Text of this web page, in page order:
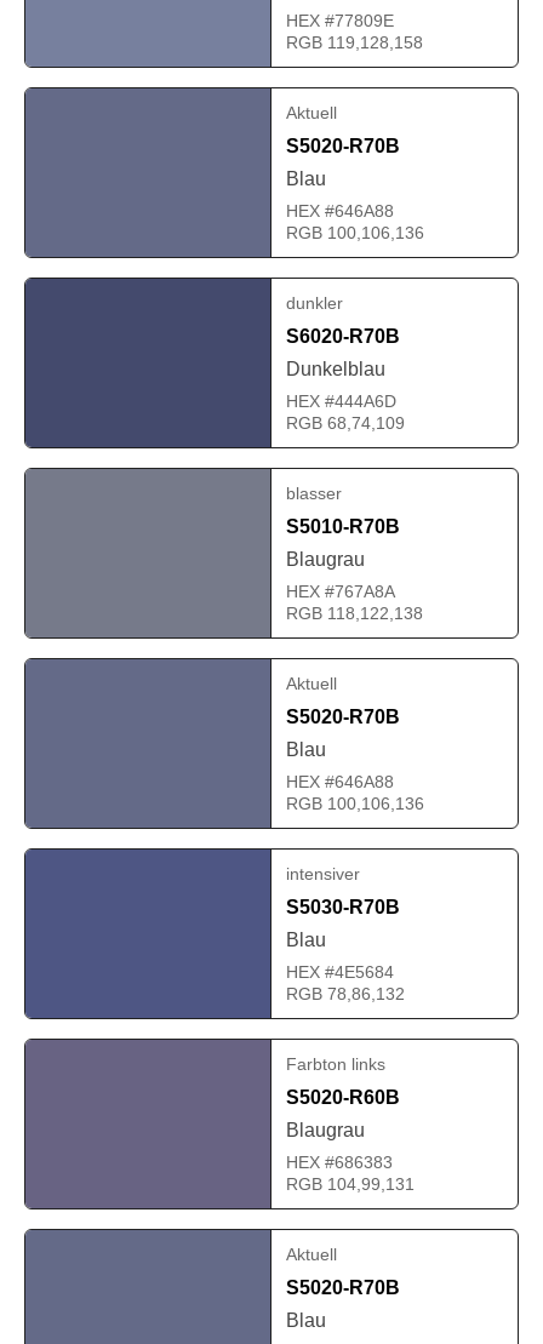
HEX #77809E
RGB 119,128,158
Aktuell
S5020-R70B
Blau
HEX #646A88
RGB 100,106,136
dunkler
S6020-R70B
Dunkelblau
HEX #444A6D
RGB 68,74,109
blasser
S5010-R70B
Blaugrau
HEX #767A8A
RGB 118,122,138
Aktuell
S5020-R70B
Blau
HEX #646A88
RGB 100,106,136
intensiver
S5030-R70B
Blau
HEX #4E5684
RGB 78,86,132
Farbton links
S5020-R60B
Blaugrau
HEX #686383
RGB 104,99,131
Aktuell
S5020-R70B
Blau